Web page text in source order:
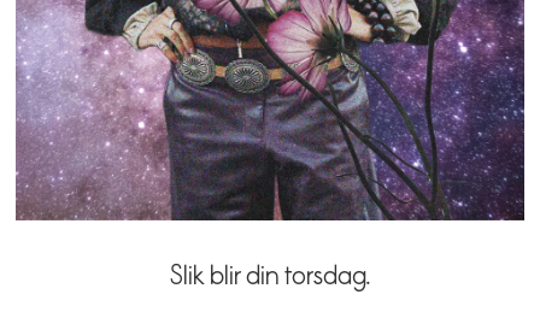
Slik blir din torsdag.